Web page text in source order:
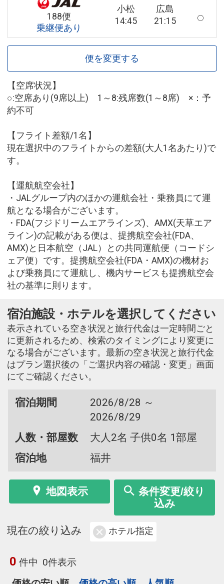
188便
乗継便あり
小松
14:45
広島
21:15
便を変更する
【空席状況】
○:空席あり(9席以上) 1～8:残席数(1～8席) ×：予
約不可
【フライト差額/1名】
現在選択中のフライトからの差額(大人1名あたり)で
す。
【運航航空会社】
・JALグループ内のほかの運航会社・乗務員にて運
航となる場合がございます。
・FDA(フジドリームエアラインズ)、AMX(天草エア
ライン)の記載がある便は、提携航空会社(FDA、
AMX)と日本航空（JAL）との共同運航便（コードシ
ェア便）です。提携航空会社(FDA・AMX)の機材お
よび乗務員にて運航し、機内サービスも提携航空会
社の基準に則ります。
宿泊施設・ホテルを選択してください
表示されている空き状況と旅行代金は一定時間ごと
に更新されるため、検索のタイミングにより変更に
なる場合がございます。最新の空き状況と旅行代金
はプラン選択後の「ご選択内容の確認・変更」画面
にてご確認ください。
宿泊期間
2026/8/28 ～
2026/8/29
人数・部屋数
大人2名 子供0名 1部屋
宿泊地
福井
地図表示
条件変更/絞り
込み
現在の絞り込み ホテル指定
0 件中 0件表示